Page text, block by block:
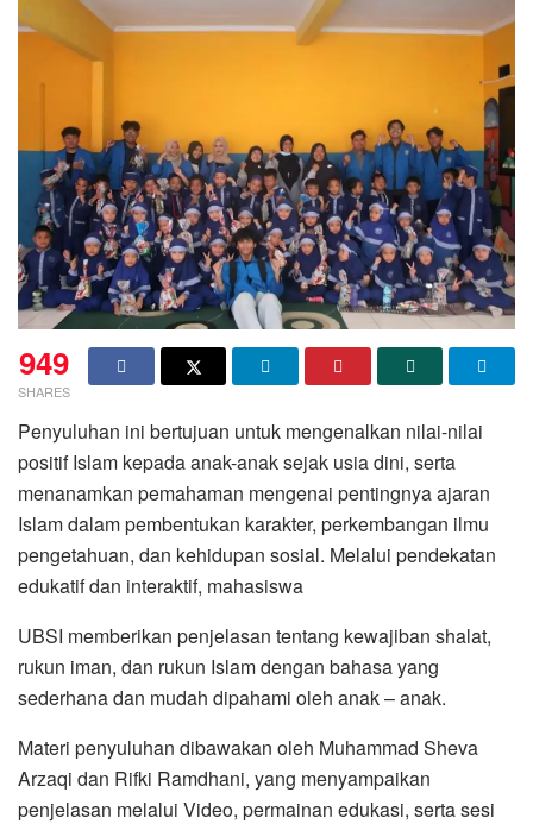
949
SHARES
Penyuluhan ini bertujuan untuk mengenalkan nilai-nilai
positif Islam kepada anak-anak sejak usia dini, serta
menanamkan pemahaman mengenai pentingnya ajaran
Islam dalam pembentukan karakter, perkembangan ilmu
pengetahuan, dan kehidupan sosial. Melalui pendekatan
edukatif dan interaktif, mahasiswa
UBSI memberikan penjelasan tentang kewajiban shalat,
rukun iman, dan rukun Islam dengan bahasa yang
sederhana dan mudah dipahami oleh anak – anak.
Materi penyuluhan dibawakan oleh Muhammad Sheva
Arzaqi dan Rifki Ramdhani, yang menyampaikan
penjelasan melalui Video, permainan edukasi, serta sesi